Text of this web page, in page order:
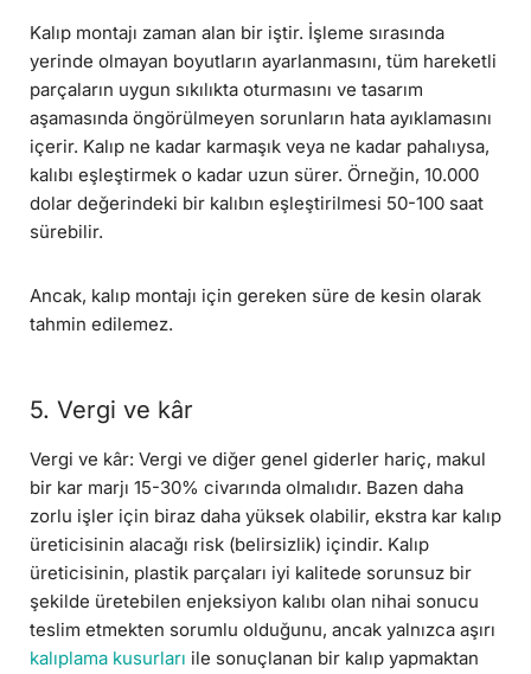
Kalıp montajı zaman alan bir iştir. İşleme sırasında
yerinde olmayan boyutların ayarlanmasını, tüm hareketli
parçaların uygun sıkılıkta oturmasını ve tasarım
aşamasında öngörülmeyen sorunların hata ayıklamasını
içerir. Kalıp ne kadar karmaşık veya ne kadar pahalıysa,
kalıbı eşleştirmek o kadar uzun sürer. Örneğin, 10.000
dolar değerindeki bir kalıbın eşleştirilmesi 50-100 saat
sürebilir.
Ancak, kalıp montajı için gereken süre de kesin olarak
tahmin edilemez.
5. Vergi ve kâr
Vergi ve kâr: Vergi ve diğer genel giderler hariç, makul
bir kar marjı 15-30% civarında olmalıdır. Bazen daha
zorlu işler için biraz daha yüksek olabilir, ekstra kar kalıp
üreticisinin alacağı risk (belirsizlik) içindir. Kalıp
üreticisinin, plastik parçaları iyi kalitede sorunsuz bir
şekilde üretebilen enjeksiyon kalıbı olan nihai sonucu
teslim etmekten sorumlu olduğunu, ancak yalnızca aşırı
kalıplama kusurları ile sonuçlanan bir kalıp yapmaktan